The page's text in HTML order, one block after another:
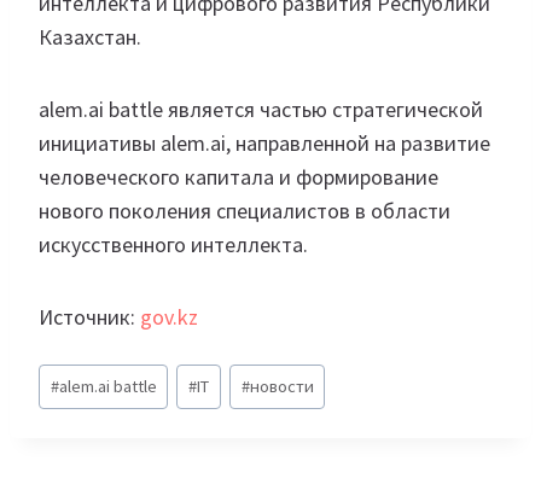
Казахстан.
alem.ai battle является частью стратегической
инициативы alem.ai, направленной на развитие
человеческого капитала и формирование
нового поколения специалистов в области
искусственного интеллекта.
Источник: gov.kz
Метки
записи:
#alem.ai battle #IT #новости